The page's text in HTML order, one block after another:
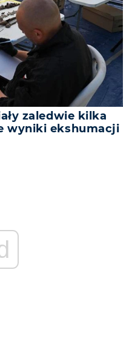
zaledwie kilka
wyniki ekshumacji